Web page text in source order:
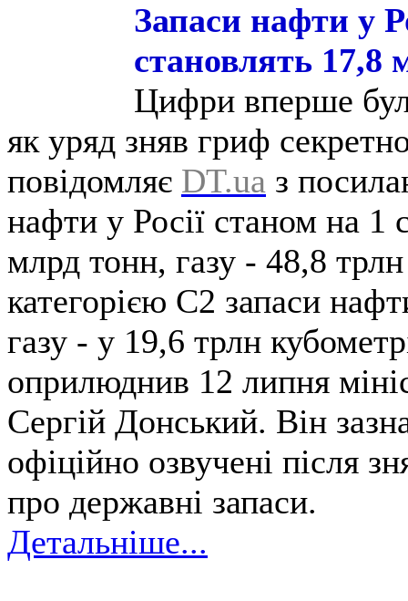
Запаси нафти у
становлять 17,8
Цифри вперше
як уряд зняв гриф
повідомляє DT.ua з
нафти у Росії станом на 1
млрд тонн, газу - 48,8
категорією С2 запаси
газу - у 19,6 трлн
оприлюднив 12 липня
Сергій Донський. Він
офіційно озвучені після
про державні запаси.
Детальніше...